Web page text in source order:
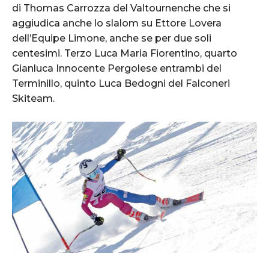
di Thomas Carrozza del Valtournenche che si
aggiudica anche lo slalom su Ettore Lovera
dell’Equipe Limone, anche se per due soli
centesimi. Terzo Luca Maria Fiorentino, quarto
Gianluca Innocente Pergolese entrambi del
Terminillo, quinto Luca Bedogni del Falconeri
Skiteam.